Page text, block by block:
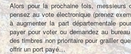
Alors pour la prochaine fois, messieurs
pensez au vote électronique (prenez
à augmenter la part départementale
payer pour voter ou demandez au
des timbres non prioritaire pour grailler
offrir un port payé…